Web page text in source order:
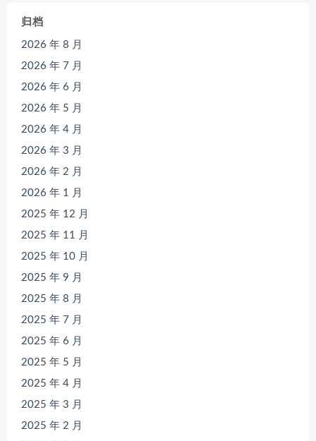
归档
2026 年 8 月
2026 年 7 月
2026 年 6 月
2026 年 5 月
2026 年 4 月
2026 年 3 月
2026 年 2 月
2026 年 1 月
2025 年 12 月
2025 年 11 月
2025 年 10 月
2025 年 9 月
2025 年 8 月
2025 年 7 月
2025 年 6 月
2025 年 5 月
2025 年 4 月
2025 年 3 月
2025 年 2 月